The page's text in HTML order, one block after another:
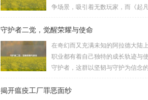
争场景，吸引着无数玩家，而《起凡
氛围，成为了许多三国游戏爱好者的
三国下载,开启一段热血的三国对战
《起凡三国》为玩家们构建了一个
与挑战的三国战场，你可以化身为
的诸葛亮、忠义双全的关羽等，率领
守护者二觉，觉醒荣耀与使命
在奇幻而又充满未知的阿拉德大陆
职业都有着自己独特的成长轨迹与
守护者，这群以坚韧与守护为信念
至关重要的二次觉醒，绽放出了更为
揭开瘟疫工厂罪恶面纱